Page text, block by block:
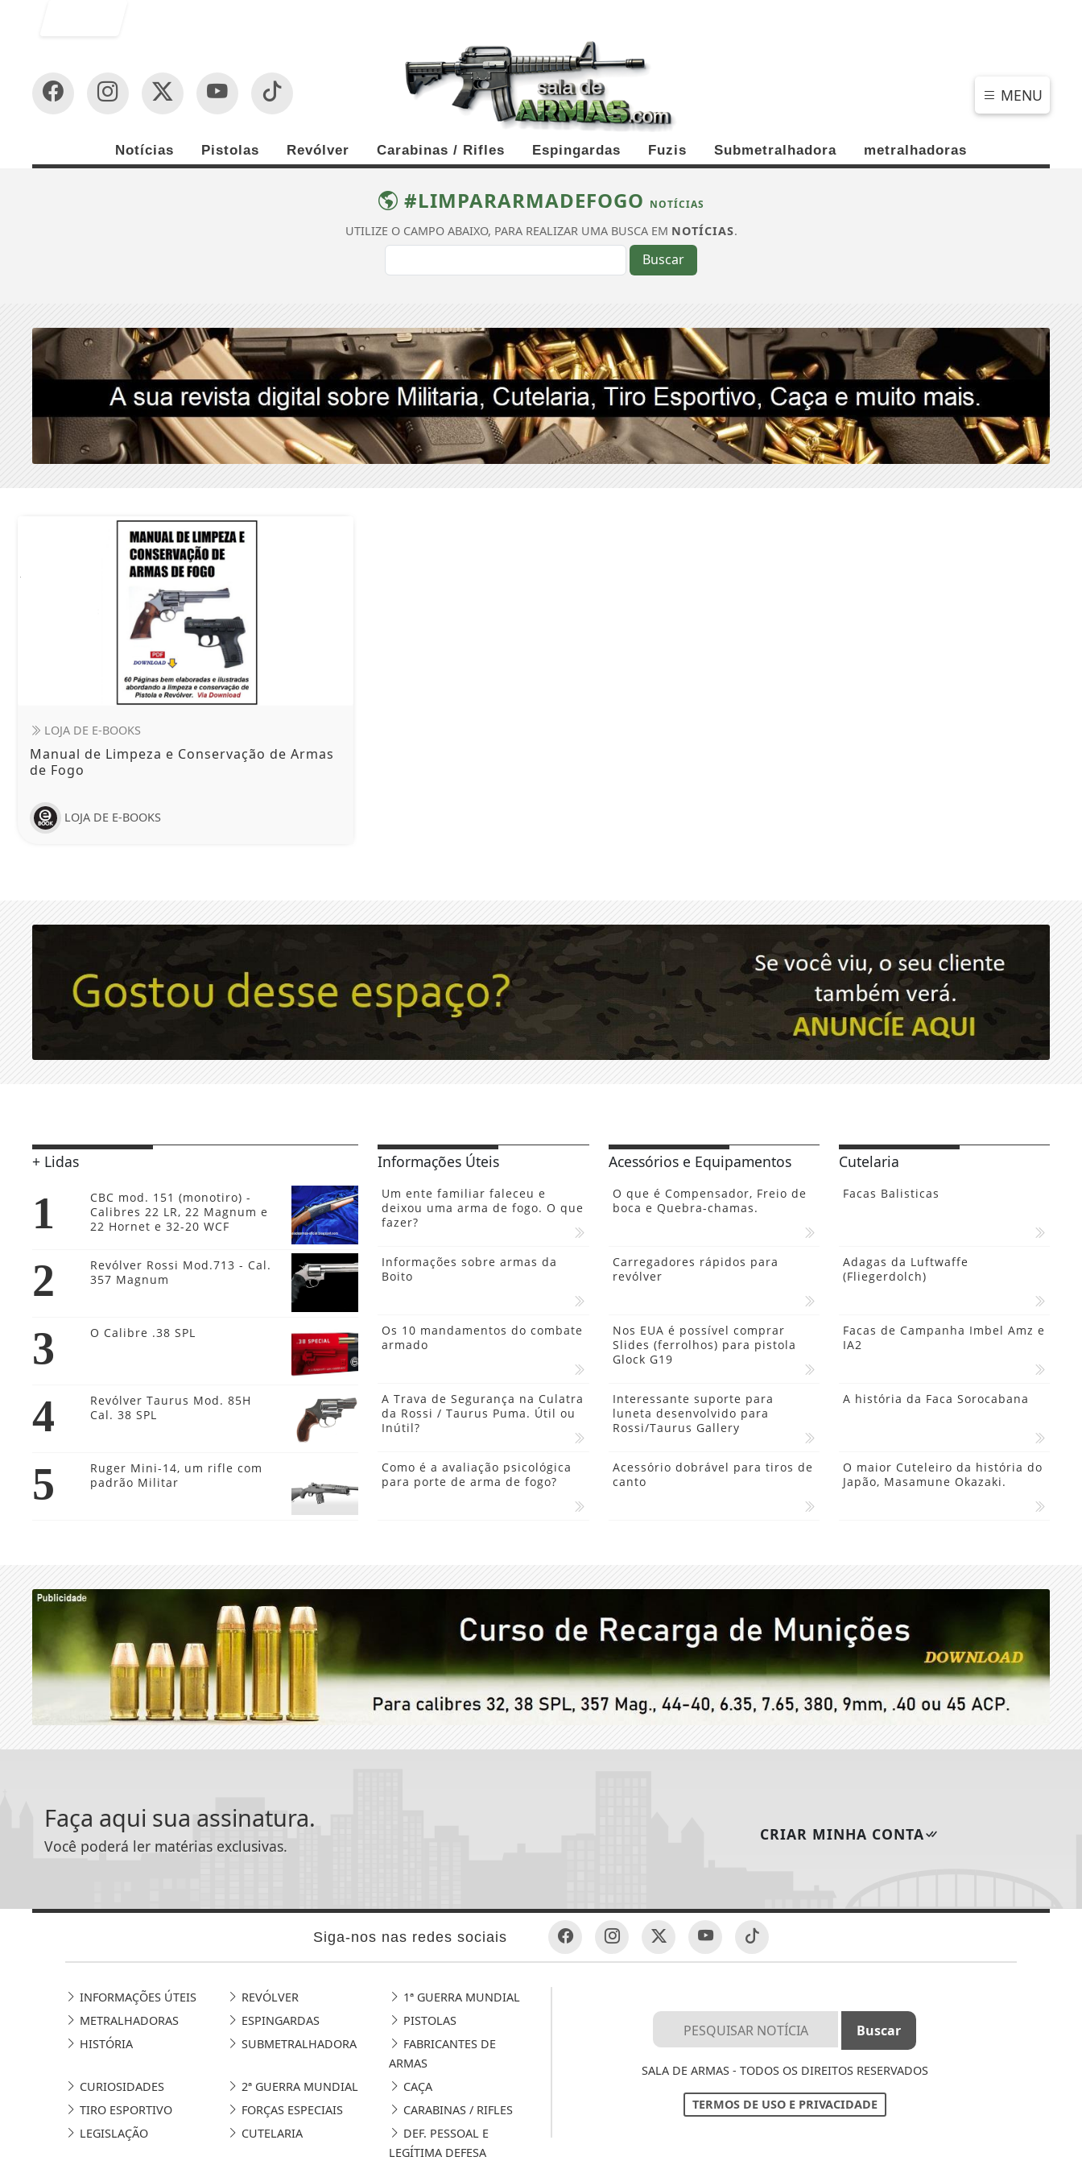
MENU
Notícias Pistolas Revólver Carabinas / Rifles Espingardas Fuzis Submetralhadora metralhadoras
#LIMPARARMADEFOGO NOTÍCIAS
UTILIZE O CAMPO ABAIXO, PARA REALIZAR UMA BUSCA EM NOTÍCIAS.
Buscar
LOJA DE E-BOOKS
Manual de Limpeza e Conservação de Armas
de Fogo
LOJA DE E-BOOKS
+ Lidas
1
CBC mod. 151 (monotiro) -
Calibres 22 LR, 22 Magnum e
22 Hornet e 32-20 WCF
2
Revólver Rossi Mod.713 - Cal.
357 Magnum
3 O Calibre .38 SPL
4
Revólver Taurus Mod. 85H
Cal. 38 SPL
5
Ruger Mini-14, um rifle com
padrão Militar
Informações Úteis
Um ente familiar faleceu e
deixou uma arma de fogo. O que
fazer?
Informações sobre armas da
Boito
Os 10 mandamentos do combate
armado
A Trava de Segurança na Culatra
da Rossi / Taurus Puma. Útil ou
Inútil?
Como é a avaliação psicológica
para porte de arma de fogo?
Acessórios e Equipamentos
O que é Compensador, Freio de
boca e Quebra-chamas.
Carregadores rápidos para
revólver
Nos EUA é possível comprar
Slides (ferrolhos) para pistola
Glock G19
Interessante suporte para
luneta desenvolvido para
Rossi/Taurus Gallery
Acessório dobrável para tiros de
canto
Cutelaria
Facas Balisticas
Adagas da Luftwaffe
(Fliegerdolch)
Facas de Campanha Imbel Amz e
IA2
A história da Faca Sorocabana
O maior Cuteleiro da história do
Japão, Masamune Okazaki.
Faça aqui sua assinatura.
Você poderá ler matérias exclusivas.
CRIAR MINHA CONTA
Siga-nos nas redes sociais
INFORMAÇÕES ÚTEIS REVÓLVER
1ª GUERRA MUNDIAL
METRALHADORAS
ESPINGARDAS
PISTOLAS
HISTÓRIA
SUBMETRALHADORA
FABRICANTES DE
ARMAS
CURIOSIDADES
2ª GUERRA MUNDIAL
CAÇA
TIRO ESPORTIVO
FORÇAS ESPECIAIS
CARABINAS / RIFLES
LEGISLAÇÃO
CUTELARIA
DEF. PESSOAL E
LEGÍTIMA DEFESA
SALA DE ARMAS - TODOS OS DIREITOS RESERVADOS
TERMOS DE USO E PRIVACIDADE